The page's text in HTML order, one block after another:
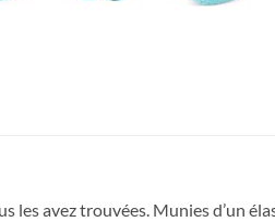
les avez trouvées. Munies d’un